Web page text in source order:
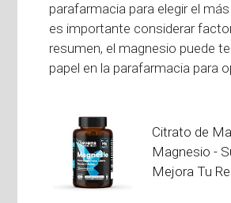
parafarmacia para elegir el
es importante considerar
resumen, el magnesio puede
papel en la parafarmacia para
Citrato de
Magnesio -
Mejora Tu